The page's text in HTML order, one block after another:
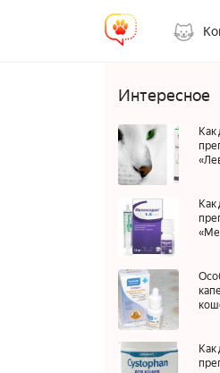
Интересное
Как
Как
Как